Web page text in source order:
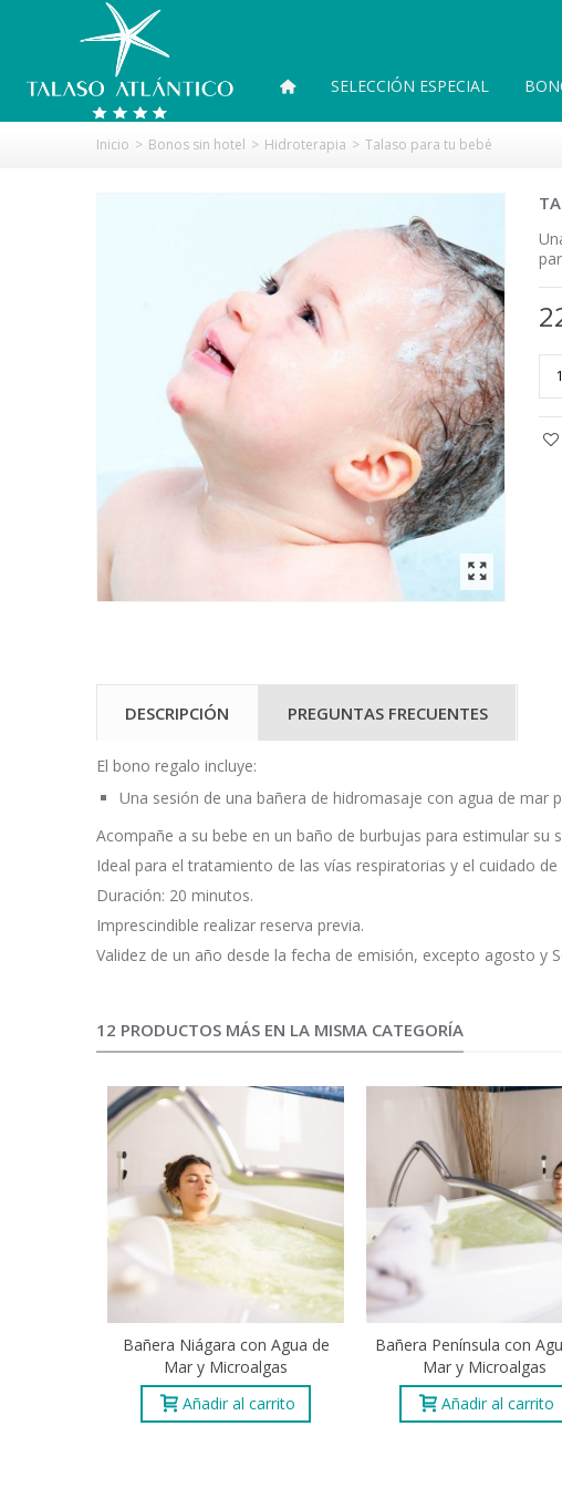
SELECCIÓN ESPECIAL
Inicio > Bonos sin hotel > Hidroterapia > Talaso para tu bebé
DESCRIPCIÓN PREGUNTAS FRECUENTES
El bono regalo incluye:
Una sesión de una bañera de hidromasaje con agua de mar
Acompañe a su bebe en un baño de burbujas para estimular su
Ideal para el tratamiento de las vías respiratorias y el cuidado de
Duración: 20 minutos.
Imprescindible realizar reserva previa.
Validez de un año desde la fecha de emisión, excepto agosto y
12 PRODUCTOS MÁS EN LA MISMA CATEGORÍA
Bañera Niágara con Agua de
Mar y Microalgas
Añadir al carrito
Bañera Península con
Mar y Microalgas
Añadir al carrito